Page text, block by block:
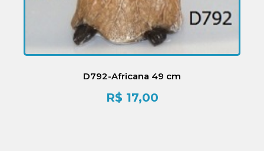
D792-Africana 49 cm
R$17,00